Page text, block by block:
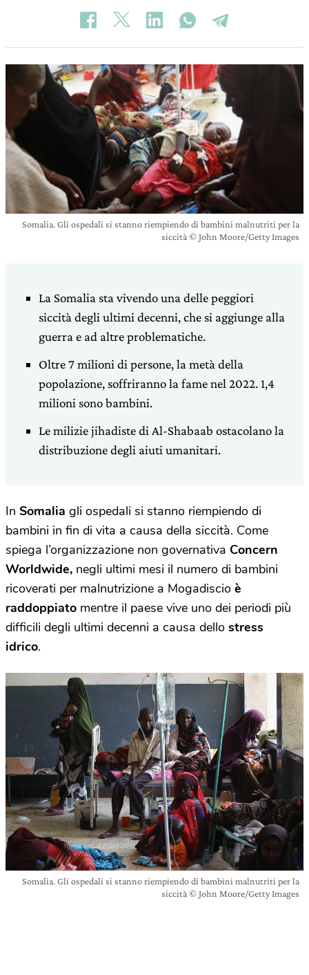
Somalia. Gli ospedali si stanno riempiendo di bambini malnutriti per la
siccità © John Moore/Getty Images
La Somalia sta vivendo una delle peggiori
siccità degli ultimi decenni, che si aggiunge alla
guerra e ad altre problematiche.
Oltre 7 milioni di persone, la metà della
popolazione, soffriranno la fame nel 2022. 1,4
milioni sono bambini.
Le milizie jihadiste di Al-Shabaab ostacolano la
distribuzione degli aiuti umanitari.
In Somalia gli ospedali si stanno riempiendo di
bambini in fin di vita a causa della siccità. Come
spiega l’organizzazione non governativa Concern
Worldwide, negli ultimi mesi il numero di bambini
ricoverati per malnutrizione a Mogadiscio è
raddoppiato mentre il paese vive uno dei periodi più
difficili degli ultimi decenni a causa dello stress
idrico.
Somalia. Gli ospedali si stanno riempiendo di bambini malnutriti per la
siccità © John Moore/Getty Images